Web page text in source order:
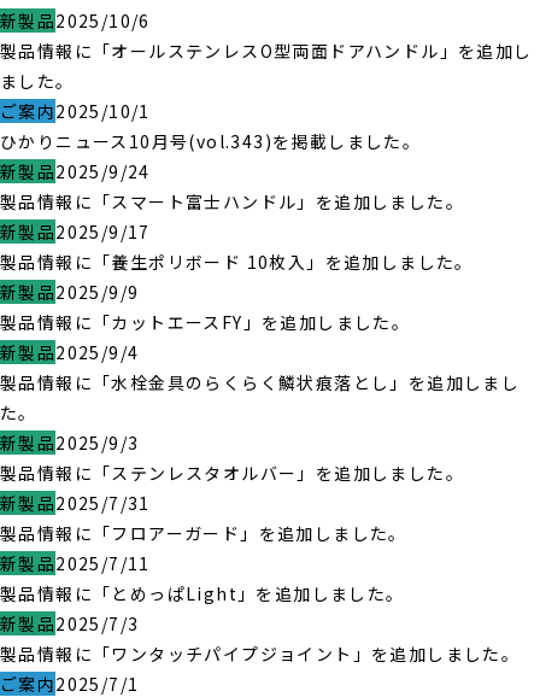
新製品2025/10/6
製品情報に「オールステンレスO型両面ドアハンドル」を追加し
ました。
ご案内2025/10/1
ひかりニュース10月号(vol.343)を掲載しました。
新製品2025/9/24
製品情報に「スマート富士ハンドル」を追加しました。
新製品2025/9/17
製品情報に「養生ポリボード 10枚入」を追加しました。
新製品2025/9/9
製品情報に「カットエースFY」を追加しました。
新製品2025/9/4
製品情報に「水栓金具のらくらく鱗状痕落とし」を追加しまし
た。
新製品2025/9/3
製品情報に「ステンレスタオルバー」を追加しました。
新製品2025/7/31
製品情報に「フロアーガード」を追加しました。
新製品2025/7/11
製品情報に「とめっぱLight」を追加しました。
新製品2025/7/3
製品情報に「ワンタッチパイプジョイント」を追加しました。
ご案内2025/7/1